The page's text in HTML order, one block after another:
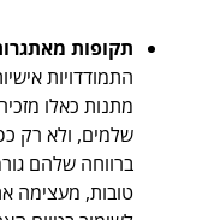
תקופות
התמודדויות
מתנות כאלו
שלמים, ולא רק
ברווחה שלהם
טובות, מעצימה